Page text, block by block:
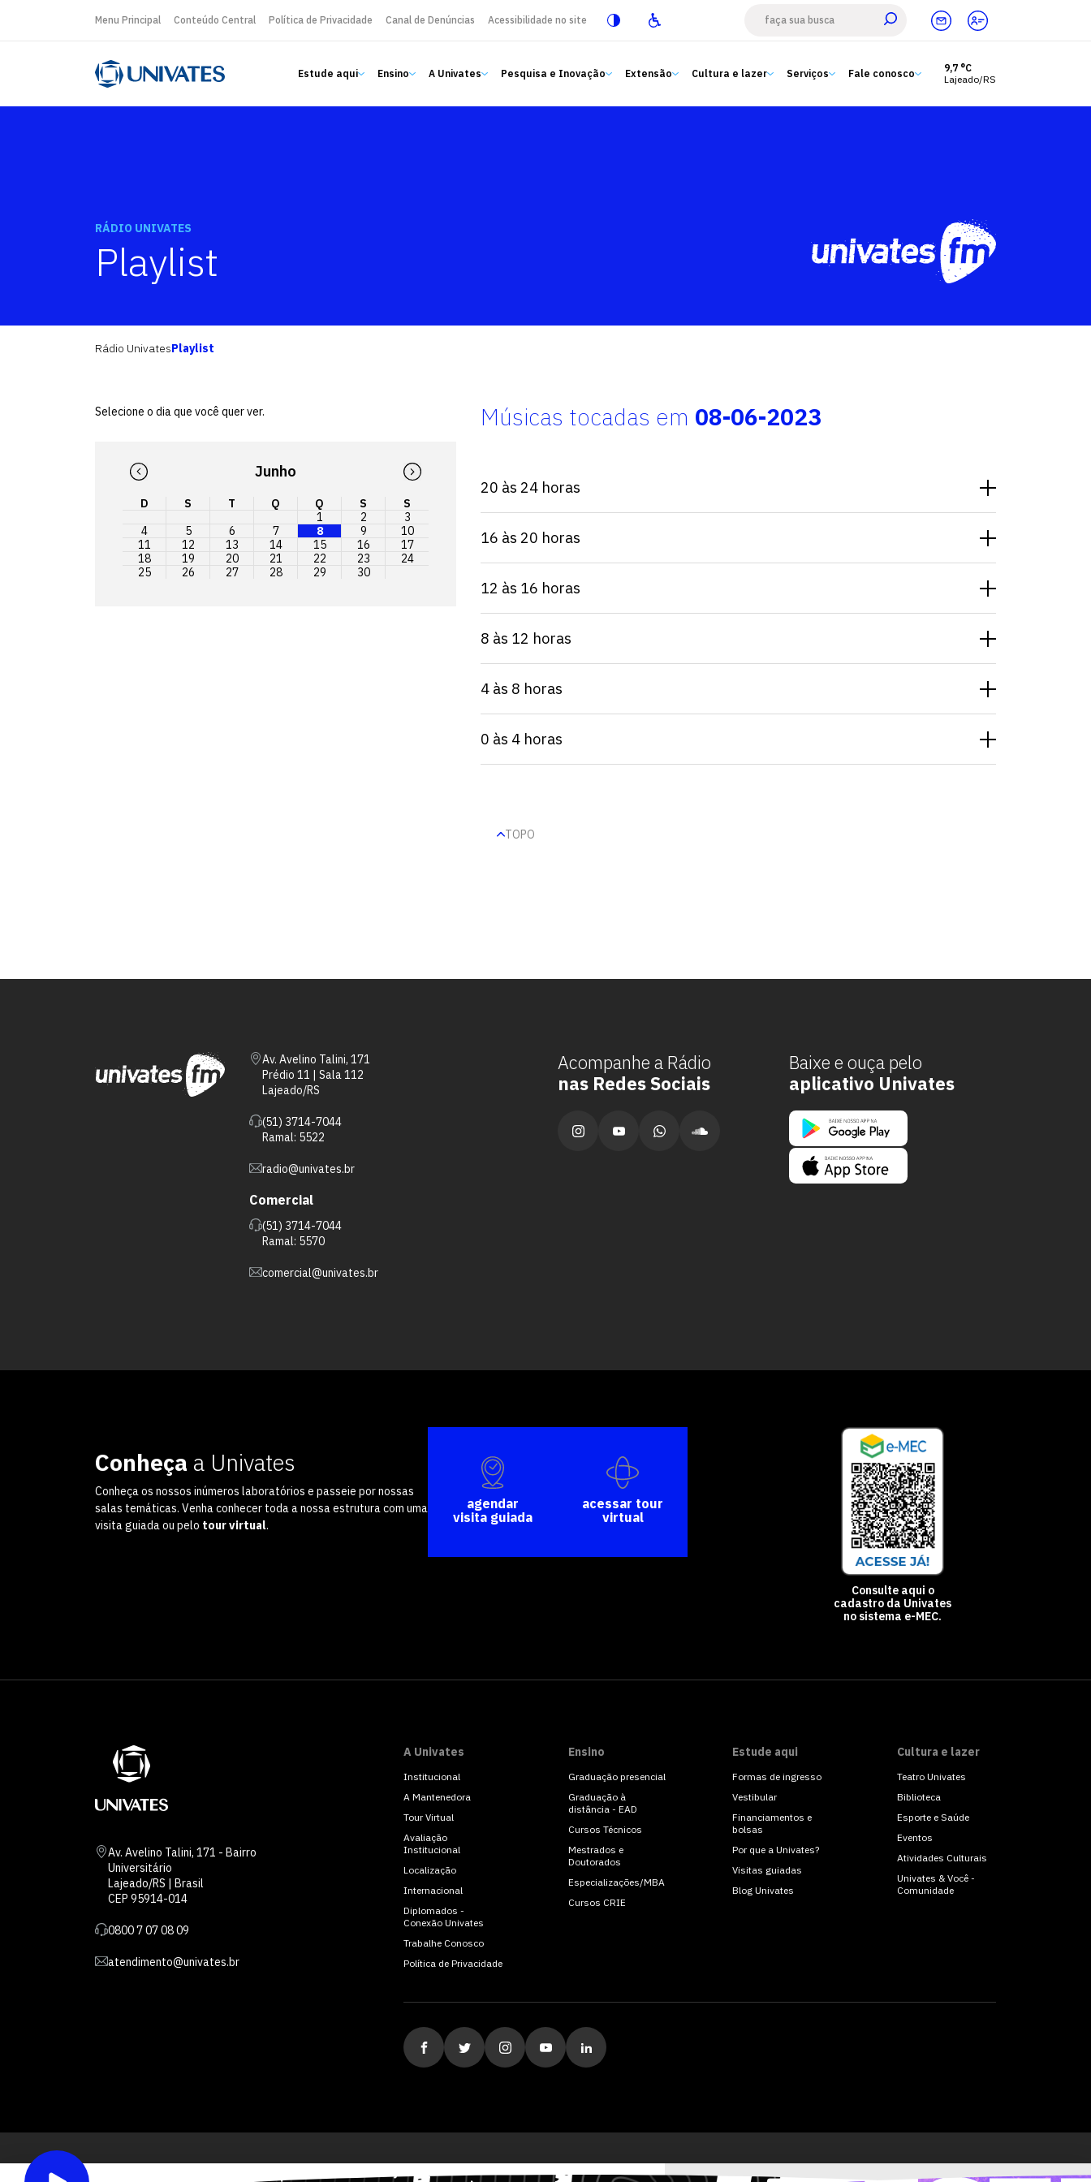
Menu Principal Conteúdo Central Política de Privacidade Canal de Denúncias Acessibilidade no site
Estude aqui Ensino A Univates Pesquisa e Inovação Extensão Cultura e lazer Serviços Fale conosco
9,7 °C
Lajeado/RS
Estude aqui
Extensão
RÁDIO UNIVATES
Playlist
Rádio UnivatesPlaylist
Selecione o dia que você quer ver.
Junho
D S T Q Q S
S
1
2
3
4
5 6 7 8 9
10
11
12 13 14 15 16
17
18
19 20 21 22 23
24
25
26 27 28 29 30
Músicas tocadas em 08-06-2023
20 às 24 horas
16 às 20 horas
12 às 16 horas
8 às 12 horas
4 às 8 horas
0 às 4 horas
TOPO
Av. Avelino Talini, 171
Prédio 11 | Sala 112
Lajeado/RS
(51) 3714-7044
Ramal: 5522
radio@univates.br
Comercial
(51) 3714-7044
Ramal: 5570
comercial@univates.br
Acompanhe a Rádio
nas Redes Sociais
Baixe e ouça pelo
aplicativo Univates
Conheça a Univates
Conheça os nossos inúmeros laboratórios e passeie por nossas
salas temáticas. Venha conhecer toda a nossa estrutura com uma
visita guiada ou pelo tour virtual.
agendar
visita guiada
acessar tour
virtual
Consulte aqui o
cadastro da Univates
no sistema e-MEC.
Av. Avelino Talini, 171 - Bairro
Universitário
Lajeado/RS | Brasil
CEP 95914-014
0800 7 07 08 09
atendimento@univates.br
A Univates
Institucional
A Mantenedora
Tour Virtual
Avaliação
Institucional
Localização
Internacional
Diplomados -
Conexão Univates
Trabalhe Conosco
Política de Privacidade
Ensino
Graduação presencial
Graduação à
distância - EAD
Cursos Técnicos
Mestrados e
Doutorados
Especializações/MBA
Cursos CRIE
Estude aqui
Formas de ingresso
Vestibular
Financiamentos e
bolsas
Por que a Univates?
Visitas guiadas
Blog Univates
Cultura e lazer
Teatro Univates
Biblioteca
Esporte e Saúde
Eventos
Atividades Culturais
Univates & Você -
Comunidade